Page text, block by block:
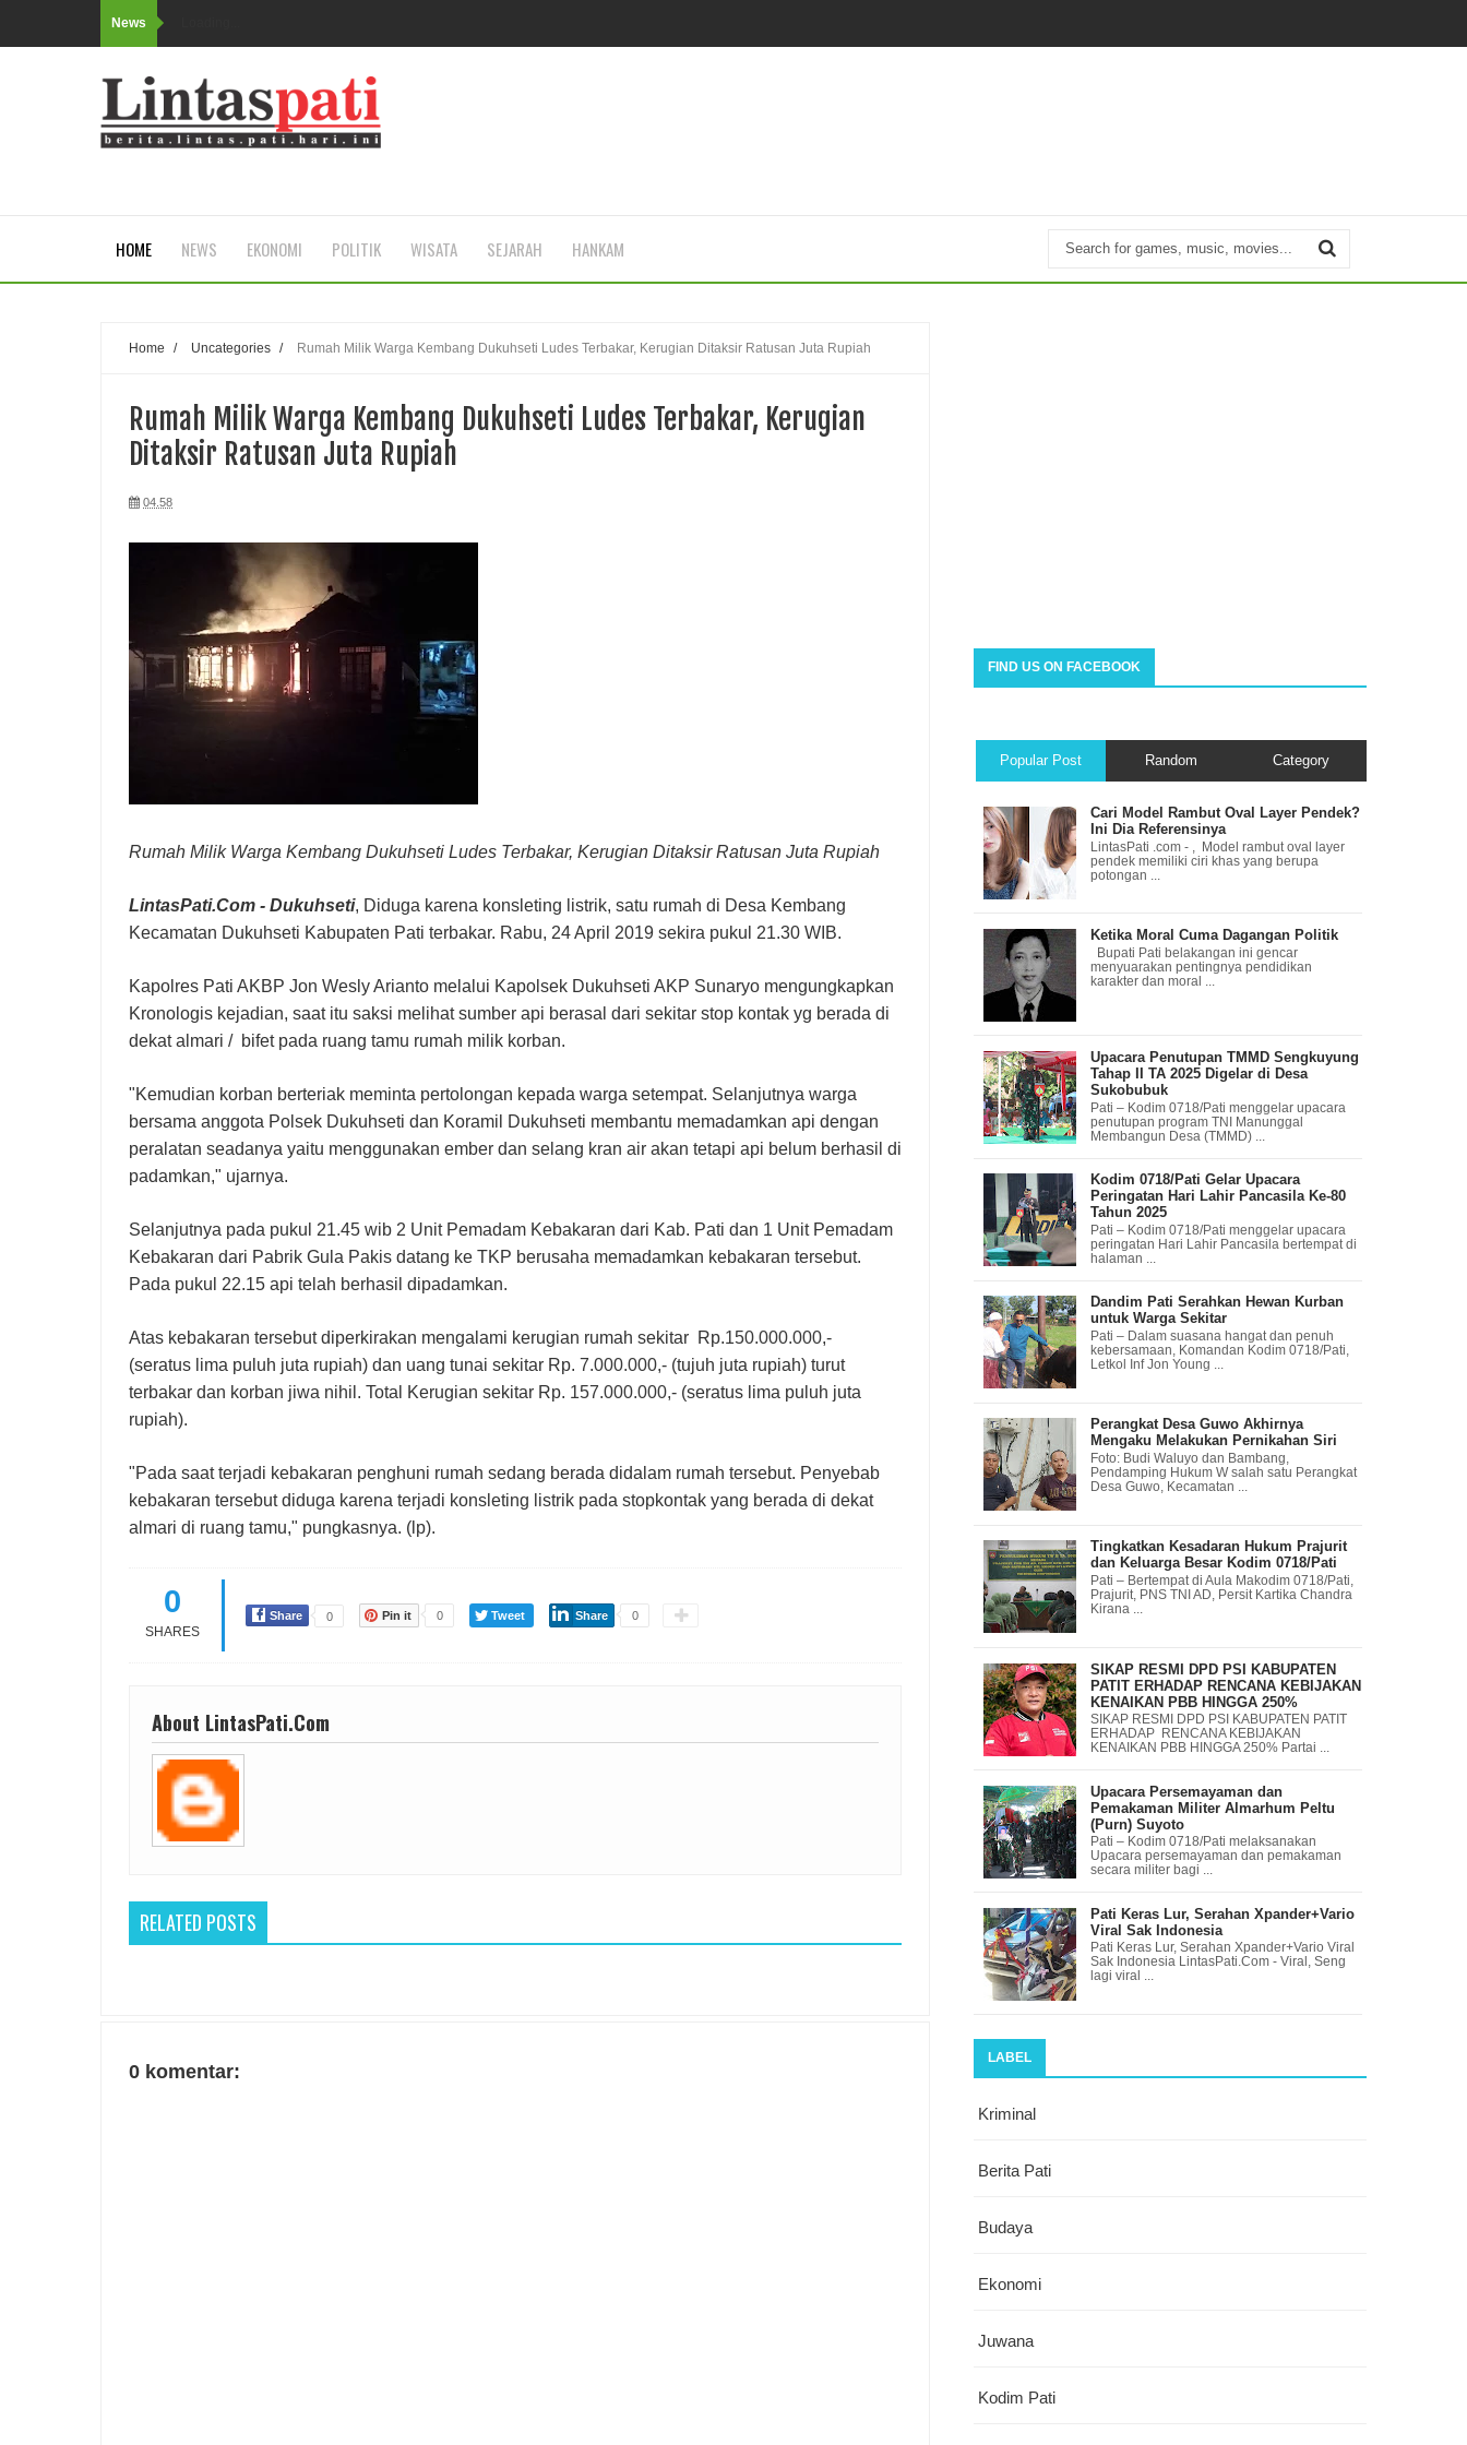
News
HOME NEWS EKONOMI POLITIK WISATA SEJARAH HANKAM
Home / Uncategories / Rumah Milik Warga Kembang Dukuhseti Ludes Terbakar, Kerugian Ditaksir Ratusan Juta Rupiah
Rumah Milik Warga Kembang Dukuhseti Ludes Terbakar, Kerugian
Ditaksir Ratusan Juta Rupiah
04.58
Rumah Milik Warga Kembang Dukuhseti Ludes Terbakar, Kerugian Ditaksir Ratusan Juta Rupiah
LintasPati.Com - Dukuhseti, Diduga karena konsleting listrik, satu rumah di Desa Kembang
Kecamatan Dukuhseti Kabupaten Pati terbakar. Rabu, 24 April 2019 sekira pukul 21.30 WIB.
Kapolres Pati AKBP Jon Wesly Arianto melalui Kapolsek Dukuhseti AKP Sunaryo mengungkapkan
Kronologis kejadian, saat itu saksi melihat sumber api berasal dari sekitar stop kontak yg berada di
dekat almari / bifet pada ruang tamu rumah milik korban.
"Kemudian korban berteriak meminta pertolongan kepada warga setempat. Selanjutnya warga
bersama anggota Polsek Dukuhseti dan Koramil Dukuhseti membantu memadamkan api dengan
peralatan seadanya yaitu menggunakan ember dan selang kran air akan tetapi api belum berhasil di
padamkan," ujarnya.
Selanjutnya pada pukul 21.45 wib 2 Unit Pemadam Kebakaran dari Kab. Pati dan 1 Unit Pemadam
Kebakaran dari Pabrik Gula Pakis datang ke TKP berusaha memadamkan kebakaran tersebut.
Pada pukul 22.15 api telah berhasil dipadamkan.
Atas kebakaran tersebut diperkirakan mengalami kerugian rumah sekitar Rp.150.000.000,-
(seratus lima puluh juta rupiah) dan uang tunai sekitar Rp. 7.000.000,- (tujuh juta rupiah) turut
terbakar dan korban jiwa nihil. Total Kerugian sekitar Rp. 157.000.000,- (seratus lima puluh juta
rupiah).
"Pada saat terjadi kebakaran penghuni rumah sedang berada didalam rumah tersebut. Penyebab
kebakaran tersebut diduga karena terjadi konsleting listrik pada stopkontak yang berada di dekat
almari di ruang tamu," pungkasnya. (lp).
0
SHARES
Share 0 Pin it 0 Tweet Share 0
About LintasPati.Com
RELATED POSTS
0 komentar:
FIND US ON FACEBOOK
Popular Post Random Category
Cari Model Rambut Oval Layer Pendek?
Ini Dia Referensinya
LintasPati .com - , Model rambut oval layer
pendek memiliki ciri khas yang berupa
potongan ...
Ketika Moral Cuma Dagangan Politik
Bupati Pati belakangan ini gencar
menyuarakan pentingnya pendidikan
karakter dan moral ...
Upacara Penutupan TMMD Sengkuyung
Tahap II TA 2025 Digelar di Desa
Sukobubuk
Pati – Kodim 0718/Pati menggelar upacara
penutupan program TNI Manunggal
Membangun Desa (TMMD) ...
Kodim 0718/Pati Gelar Upacara
Peringatan Hari Lahir Pancasila Ke-80
Tahun 2025
Pati – Kodim 0718/Pati menggelar upacara
peringatan Hari Lahir Pancasila bertempat di
halaman ...
Dandim Pati Serahkan Hewan Kurban
untuk Warga Sekitar
Pati – Dalam suasana hangat dan penuh
kebersamaan, Komandan Kodim 0718/Pati,
Letkol Inf Jon Young ...
Perangkat Desa Guwo Akhirnya
Mengaku Melakukan Pernikahan Siri
Foto: Budi Waluyo dan Bambang,
Pendamping Hukum W salah satu Perangkat
Desa Guwo, Kecamatan ...
Tingkatkan Kesadaran Hukum Prajurit
dan Keluarga Besar Kodim 0718/Pati
Pati – Bertempat di Aula Makodim 0718/Pati,
Prajurit, PNS TNI AD, Persit Kartika Chandra
Kirana ...
SIKAP RESMI DPD PSI KABUPATEN
PATIT ERHADAP RENCANA KEBIJAKAN
KENAIKAN PBB HINGGA 250%
SIKAP RESMI DPD PSI KABUPATEN PATIT
ERHADAP RENCANA KEBIJAKAN
KENAIKAN PBB HINGGA 250% Partai ...
Upacara Persemayaman dan
Pemakaman Militer Almarhum Peltu
(Purn) Suyoto
Pati – Kodim 0718/Pati melaksanakan
Upacara persemayaman dan pemakaman
secara militer bagi ...
Pati Keras Lur, Serahan Xpander+Vario
Viral Sak Indonesia
Pati Keras Lur, Serahan Xpander+Vario Viral
Sak Indonesia LintasPati.Com - Viral, Seng
lagi viral ...
LABEL
Kriminal
Berita Pati
Budaya
Ekonomi
Juwana
Kodim Pati